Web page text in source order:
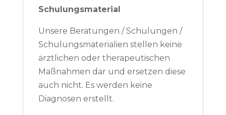
Schulungsmaterial
Unsere Beratungen / Schulungen /
Schulungsmaterialien stellen keine
ärztlichen oder therapeutischen
Maßnahmen dar und ersetzen diese
auch nicht. Es werden keine
Diagnosen erstellt.